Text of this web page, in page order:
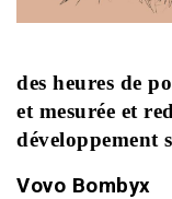
des heures de
et mesurée et
développement
Vovo Bombyx